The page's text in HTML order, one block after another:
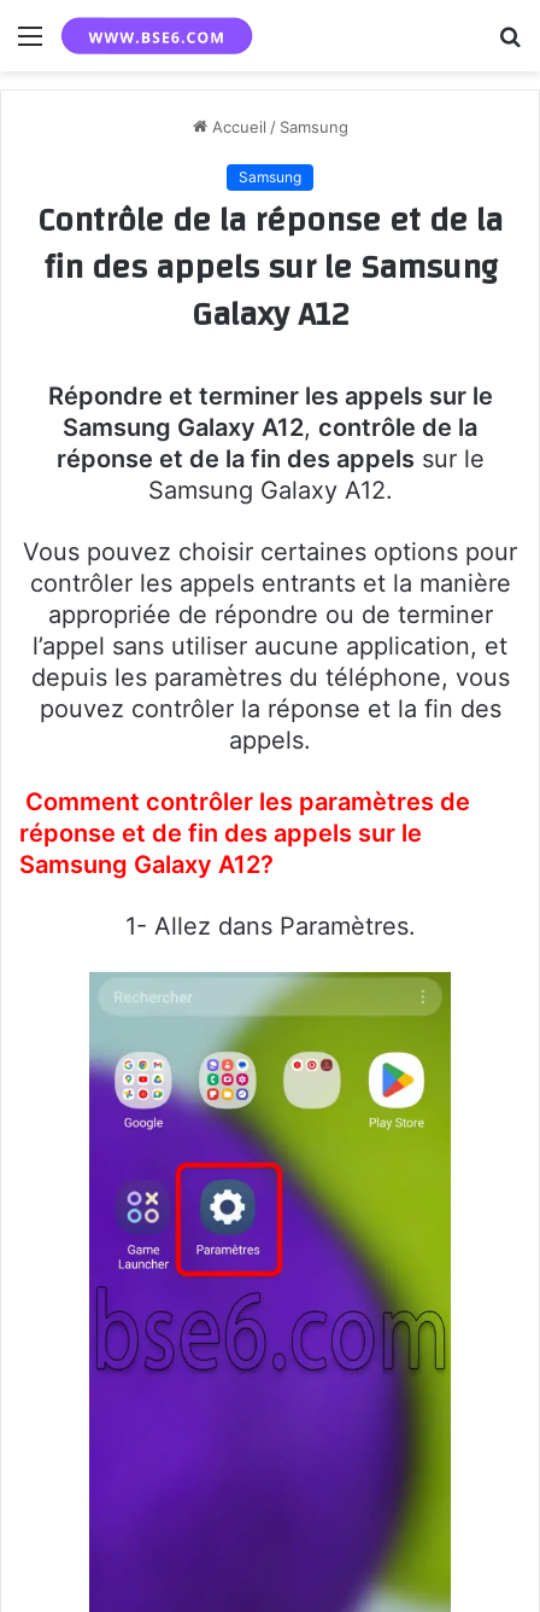
Menu
Accueil / Samsung
Samsung
Contrôle de la réponse et de la
fin des appels sur le Samsung
Galaxy A12
Répondre et terminer les appels sur le
Samsung Galaxy A12, contrôle de la
réponse et de la fin des appels sur le
Samsung Galaxy A12.
Vous pouvez choisir certaines options pour
contrôler les appels entrants et la manière
appropriée de répondre ou de terminer
l’appel sans utiliser aucune application, et
depuis les paramètres du téléphone, vous
pouvez contrôler la réponse et la fin des
appels.
Comment contrôler les paramètres de
réponse et de fin des appels sur le
Samsung Galaxy A12?
1- Allez dans Paramètres.